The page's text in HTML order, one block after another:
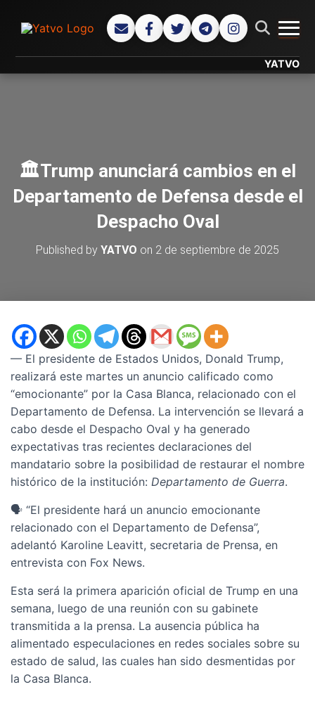
YATVO...
🏛️Trump anunciará cambios en el
Departamento de Defensa desde el
Despacho Oval
Published by YATVO on 2 de septiembre de 2025
— El presidente de Estados Unidos, Donald Trump,
realizará este martes un anuncio calificado como
“emocionante” por la Casa Blanca, relacionado con el
Departamento de Defensa. La intervención se llevará a
cabo desde el Despacho Oval y ha generado
expectativas tras recientes declaraciones del
mandatario sobre la posibilidad de restaurar el nombre
histórico de la institución: Departamento de Guerra.
🗣️ “El presidente hará un anuncio emocionante
relacionado con el Departamento de Defensa”,
adelantó Karoline Leavitt, secretaria de Prensa, en
entrevista con Fox News.
Esta será la primera aparición oficial de Trump en una
semana, luego de una reunión con su gabinete
transmitida a la prensa. La ausencia pública ha
alimentado especulaciones en redes sociales sobre su
estado de salud, las cuales han sido desmentidas por
la Casa Blanca.